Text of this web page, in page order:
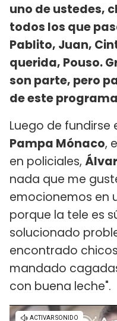
uno de ustedes,
todos los que
Pablito, Juan,
querida, Pouso.
son parte, pero
de este
Luego de fundirse
Pampa Mónaco,
en policiales,
nada que me
emocionemos en
porque la tele es
solucionado
encontrado
mandado
con buena leche".